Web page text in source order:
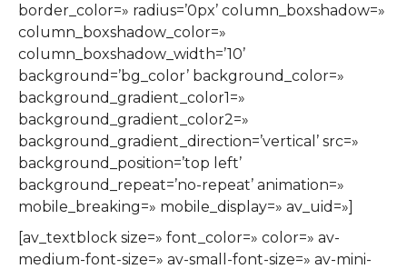
border_color=» radius=’0px’ column_boxshadow=»
column_boxshadow_color=»
column_boxshadow_width=’10’
background=’bg_color’ background_color=»
background_gradient_color1=»
background_gradient_color2=»
background_gradient_direction=’vertical’ src=»
background_position=’top left’
background_repeat=’no-repeat’ animation=»
mobile_breaking=» mobile_display=» av_uid=»]
[av_textblock size=» font_color=» color=» av-
medium-font-size=» av-small-font-size=» av-mini-